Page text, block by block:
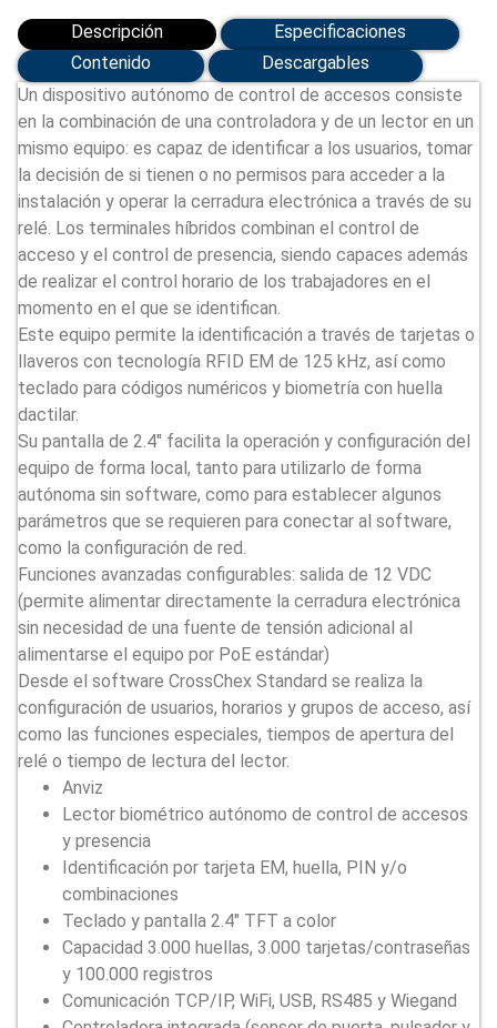
Descripción
Especificaciones
Contenido
Descargables
Un dispositivo autónomo de control de accesos consiste
en la combinación de una controladora y de un lector en un
mismo equipo: es capaz de identificar a los usuarios, tomar
la decisión de si tienen o no permisos para acceder a la
instalación y operar la cerradura electrónica a través de su
relé. Los terminales híbridos combinan el control de
acceso y el control de presencia, siendo capaces además
de realizar el control horario de los trabajadores en el
momento en el que se identifican.
Este equipo permite la identificación a través de tarjetas o
llaveros con tecnología RFID EM de 125 kHz, así como
teclado para códigos numéricos y biometría con huella
dactilar.
Su pantalla de 2.4″ facilita la operación y configuración del
equipo de forma local, tanto para utilizarlo de forma
autónoma sin software, como para establecer algunos
parámetros que se requieren para conectar al software,
como la configuración de red.
Funciones avanzadas configurables: salida de 12 VDC
(permite alimentar directamente la cerradura electrónica
sin necesidad de una fuente de tensión adicional al
alimentarse el equipo por PoE estándar)
Desde el software CrossChex Standard se realiza la
configuración de usuarios, horarios y grupos de acceso, así
como las funciones especiales, tiempos de apertura del
relé o tiempo de lectura del lector.
Anviz
Lector biométrico autónomo de control de accesos
y presencia
Identificación por tarjeta EM, huella, PIN y/o
combinaciones
Teclado y pantalla 2.4″ TFT a color
Capacidad 3.000 huellas, 3.000 tarjetas/contraseñas
y 100.000 registros
Comunicación TCP/IP, WiFi, USB, RS485 y Wiegand